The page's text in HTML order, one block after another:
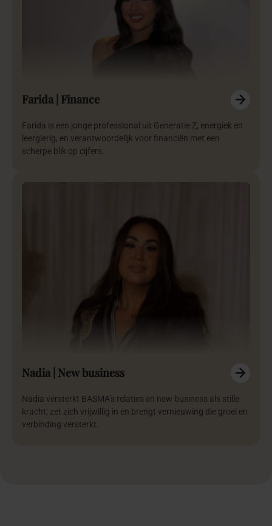
Farida | Finance
Farida is een jonge professional uit Generatie Z, energiek en
leergierig, en verantwoordelijk voor financiën met een
scherpe blik op cijfers.
Nadia | New business
Nadia versterkt BASMA’s relaties en new business als stille
kracht, zet zich vrijwillig in en brengt vernieuwing die groei en
verbinding versterkt.